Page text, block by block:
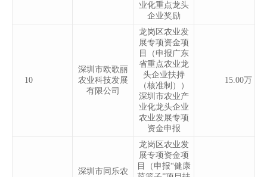
业化重点龙头
企业奖励
10
深圳市欧歌丽
农业科技发展
有限公司
龙岗区农业发
展专项资金项
目（申报广东
省重点农业龙
头企业扶持
（核准制））
深圳市农业产
业化龙头企业
农业发展专项
资金申报
15.00万
深圳市同乐农
龙岗区农业发
展专项资金项
目（申报“健康